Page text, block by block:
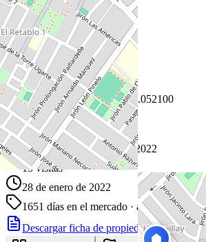
+
−
Leaflet |©OpenStreetMap
Coordenadas:-11.934100,-77.052100
Cómo llegar
Publicado 28 de enero de 2022
15visitas
28 de enero de 2022
1651 días en el mercado · actualizado
Descargar ficha de propiedad
Compartir